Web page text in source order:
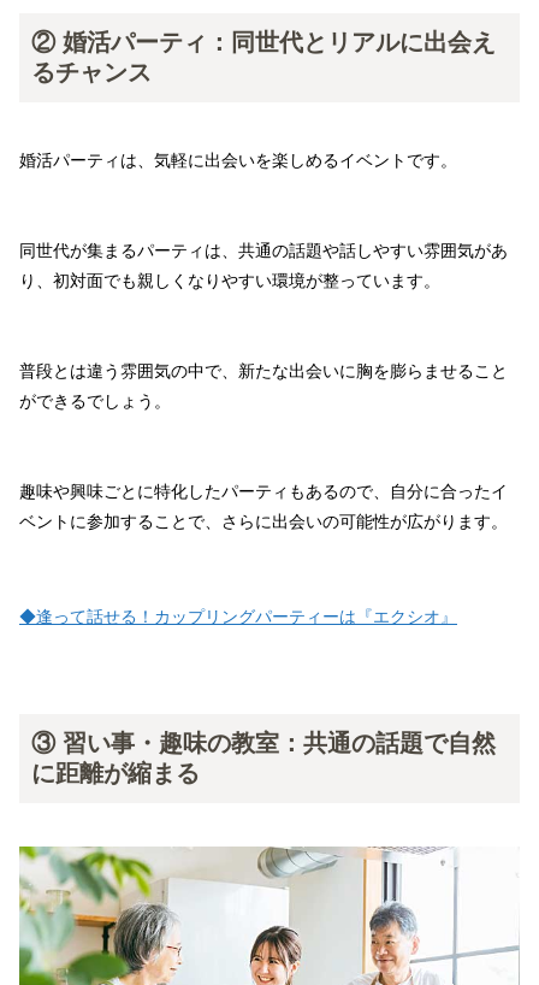
② 婚活パーティ：同世代とリアルに出会え
るチャンス
婚活パーティは、気軽に出会いを楽しめるイベントです。
同世代が集まるパーティは、共通の話題や話しやすい雰囲気があ
り、初対面でも親しくなりやすい環境が整っています。
普段とは違う雰囲気の中で、新たな出会いに胸を膨らませること
ができるでしょう。
趣味や興味ごとに特化したパーティもあるので、自分に合ったイ
ベントに参加することで、さらに出会いの可能性が広がります。
◆逢って話せる！カップリングパーティーは『エクシオ』
③ 習い事・趣味の教室：共通の話題で自然
に距離が縮まる